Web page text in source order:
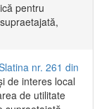
pentru
nr. 261 din
de interes local
de utilitate